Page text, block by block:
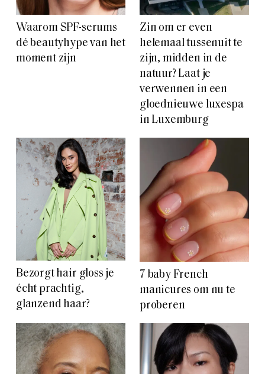
Waarom SPF-serums
dé beautyhype van het
moment zijn
Zin om er even
helemaal tussenuit te
zijn, midden in de
natuur? Laat je
verwennen in een
gloednieuwe luxespa
in Luxemburg
Bezorgt hair gloss je
écht prachtig,
glanzend haar?
7 baby French
manicures om nu te
proberen